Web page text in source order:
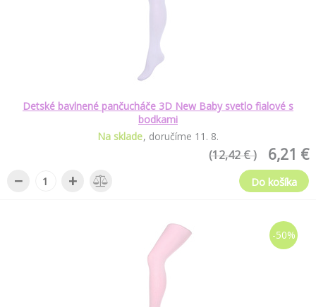
Detské bavlnené pančucháče 3D New Baby svetlo fialové s
bodkami
Na sklade doručíme 11 . 8.
6,21 €
(12,42 € )
− + Do košíka
-50%